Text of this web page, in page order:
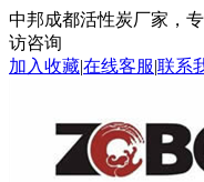
中邦成都活性炭厂家，
访咨询
加入收藏|在线客服|联系